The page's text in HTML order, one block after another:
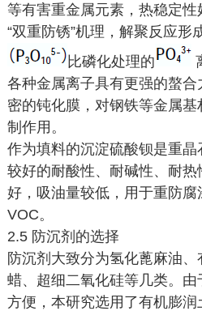
等有害重金属元素，热稳定
“双重防锈”机理，解聚反应形
比磷化处理的
各种金属离子具有更强的螯
密的钝化膜，对钢铁等金属
制作用。
作为填料的沉淀硫酸钡是重
较好的耐酸性、耐碱性、耐
好，吸油量较低，用于重防腐
VOC。
2.5 防沉剂的选择
防沉剂大致分为氢化蓖麻油
蜡、超细二氧化硅等几类。
方便，本研究选用了有机膨